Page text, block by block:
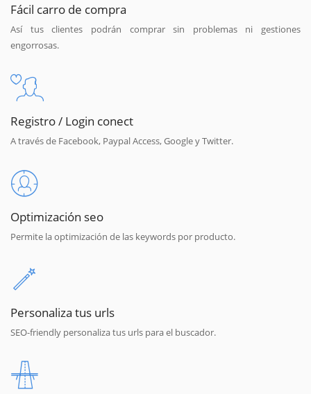
Fácil carro de compra
Así tus clientes podrán comprar sin problemas ni gestiones
engorrosas.
Registro / Login conect
A través de Facebook, Paypal Access, Google y Twitter.
Optimización seo
Permite la optimización de las keywords por producto.
Personaliza tus urls
SEO-friendly personaliza tus urls para el buscador.